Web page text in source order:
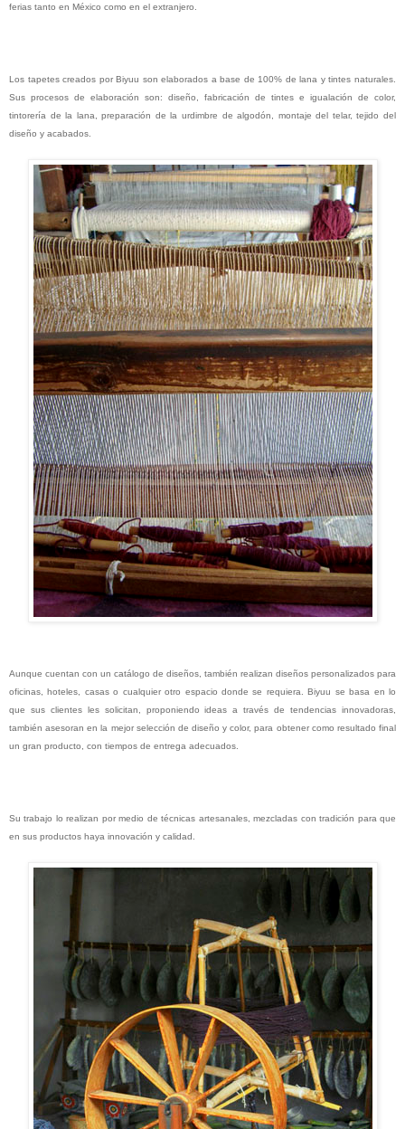
ferias tanto en México como en el extranjero.
Los tapetes creados por Biyuu son elaborados a base de 100% de lana y tintes naturales.
Sus procesos de elaboración son: diseño, fabricación de tintes e igualación de color,
tintorería de la lana, preparación de la urdimbre de algodón, montaje del telar, tejido del
diseño y acabados.
Aunque cuentan con un catálogo de diseños, también realizan diseños personalizados para
oficinas, hoteles, casas o cualquier otro espacio donde se requiera. Biyuu se basa en lo
que sus clientes les solicitan, proponiendo ideas a través de tendencias innovadoras,
también asesoran en la mejor selección de diseño y color, para obtener como resultado final
un gran producto, con tiempos de entrega adecuados.
Su trabajo lo realizan por medio de técnicas artesanales, mezcladas con tradición para que
en sus productos haya innovación y calidad.